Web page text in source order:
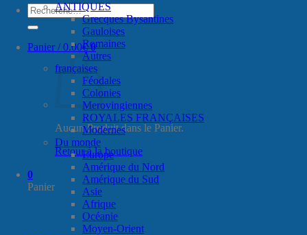
Recherche
pour :
Panier /0.00€ 0
Aucun Produit dans le Panier.
Retour à la boutique
0
Panier
ANTIQUES
Grecques Bysantines
Gauloises
Romaines
Autres
françaises
Féodales
Colonies
Merovingiennes
ROYALES FRANÇAISES
Modernes
Du monde
Europe
Amérique du Nord
Amérique du Sud
Asie
Afrique
Océanie
Moyen-Orient